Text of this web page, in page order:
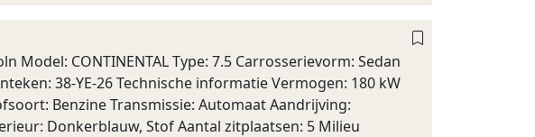
Model: CONTINENTAL Type: 7.5 Carrosserievorm: Sedan
38-YE-26 Technische informatie Vermogen: 180 kW
Benzine Transmissie: Automaat Aandrijving:
Donkerblauw, Stof Aantal zitplaatsen: 5 Milieu